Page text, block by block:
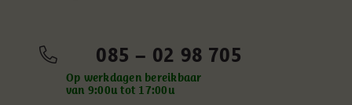
085 – 02 98 705
Op werkdagen bereikbaar
van 9:00u tot 17:00u